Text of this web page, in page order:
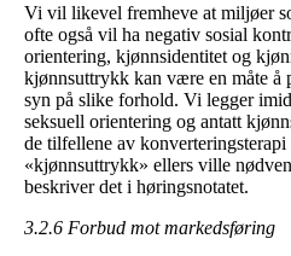
Vi vil likevel fremheve at miljøer
ofte også vil ha negativ sosial
orientering, kjønnsidentitet og
kjønnsuttrykk kan være en måte å
syn på slike forhold. Vi legger
seksuell orientering og antatt
de tilfellene av
«kjønnsuttrykk» ellers ville
beskriver det i høringsnotatet.
3.2.6 Forbud mot markedsføring